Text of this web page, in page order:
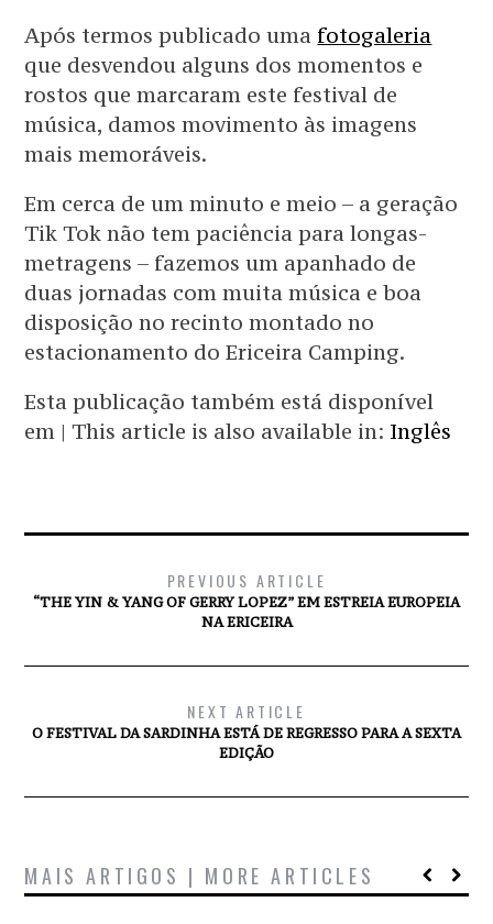
Após termos publicado uma fotogaleria
que desvendou alguns dos momentos e
rostos que marcaram este festival de
música, damos movimento às imagens
mais memoráveis.
Em cerca de um minuto e meio – a geração
Tik Tok não tem paciência para longas-
metragens – fazemos um apanhado de
duas jornadas com muita música e boa
disposição no recinto montado no
estacionamento do Ericeira Camping.
Esta publicação também está disponível
em | This article is also available in: Inglês
PREVIOUS ARTICLE
“THE YIN & YANG OF GERRY LOPEZ” EM ESTREIA EUROPEIA
NA ERICEIRA
NEXT ARTICLE
O FESTIVAL DA SARDINHA ESTÁ DE REGRESSO PARA A SEXTA
EDIÇÃO
MAIS ARTIGOS | MORE ARTICLES